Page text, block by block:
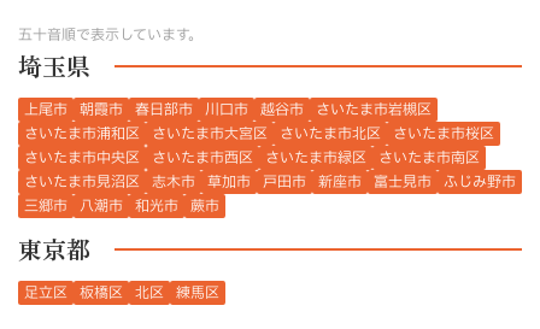
五十音順で表示しています。
埼玉県
上尾市 朝霞市 春日部市 川口市 越谷市
さいたま市岩槻区
さいたま市浦和区
さいたま市大宮区 さいたま市北区
さいたま市桜区
さいたま市中央区
さいたま市西区 さいたま市緑区
さいたま市南区
さいたま市見沼区 志木市 草加市 戸田市 新座市 富士見市
ふじみ野市
三郷市
八潮市 和光市 蕨市
東京都
足立区 板橋区 北区 練馬区